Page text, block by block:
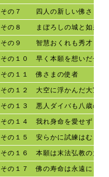
の７ 四人の新しい佛さま
の８ まぼろしの城と如来た
の９ 智慧おくれも秀才も
の１０ 早く本願を想いだせ
の１１ 佛さまの使者
の１２ 大空に浮かんだ大宝塔
の１３ 悪人ダイバも八歳の竜
の１４ 我れ身命を愛せず
の１５ 安らかに試練はむしろ
の１６ 本願は末法弘教の大使
の１７ 佛の寿命は永遠に